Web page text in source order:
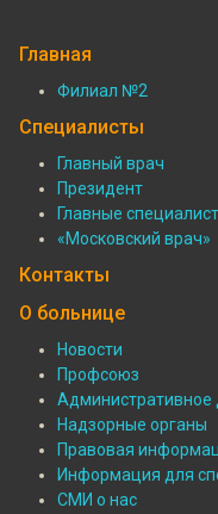
Главная
Подвал:
Филиалы
Филиал №2
Специалисты
Подвал:
Специалисты
Главный врач
Президент
Главные
«Московский врач»
Контакты
О больнице
Подвал:
больнице
Новости
Профсоюз
Административное
Надзорные органы
Правовая
Информация для
СМИ о нас